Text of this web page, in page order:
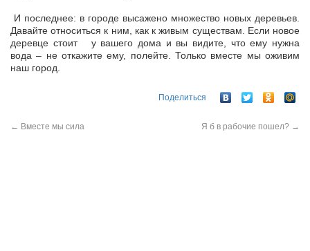
И последнее: в городе высажено множество новых деревьев.
Давайте относиться к ним, как к живым существам. Если новое
деревце стоит у вашего дома и вы видите, что ему нужна
вода – не откажите ему, полейте. Только вместе мы оживим
наш город.
Поделиться
← Вместе мы сила Я б в рабочие пошел? →